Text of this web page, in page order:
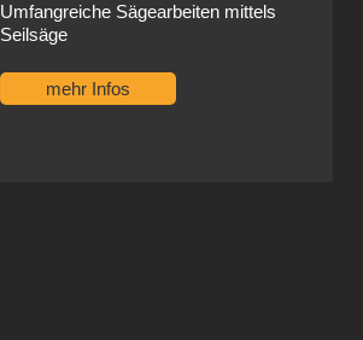
Ausführung einer kreisrunden Öffnung
mit 1,5m Durchmesser
mehr Infos